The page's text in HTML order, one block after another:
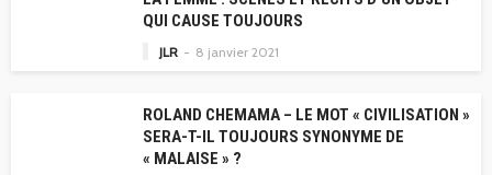
QUI CAUSE TOUJOURS
JLR 8 janvier 2021
ROLAND CHEMAMA – LE MOT « CIVILISATION »
SERA-T-IL TOUJOURS SYNONYME DE
« MALAISE » ?